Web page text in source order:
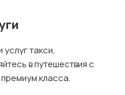
такси,
в путешествия с
класса.